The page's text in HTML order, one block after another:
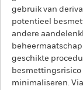
gebruik van
potentieel
andere
geschikte
besmettingsrisico
minimaliseren.